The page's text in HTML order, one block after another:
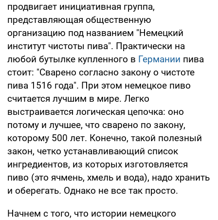
продвигает инициативная группа,
представляющая общественную
организацию под названием "Немецкий
институт чистоты пива". Практически на
любой бутылке купленного в Германии пива
стоит: "Сварено согласно закону о чистоте
пива 1516 года". При этом немецкое пиво
считается лучшим в мире. Легко
выстраивается логическая цепочка: оно
потому и лучшее, что сварено по закону,
которому 500 лет. Конечно, такой полезный
закон, четко устанавливающий список
ингредиентов, из которых изготовляется
пиво (это ячмень, хмель и вода), надо хранить
и оберегать. Однако не все так просто.
Начнем с того, что истории немецкого